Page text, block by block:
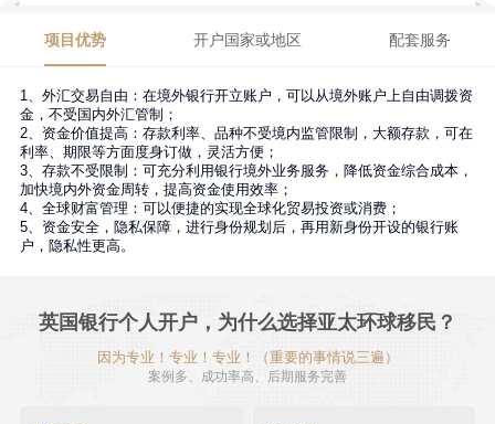
项目优势 开户国家或地区 配套服务
1、外汇交易自由：在境外银行开立账户，可以从境外账户上自由调拨资
金，不受国内外汇管制；
2、资金价值提高：存款利率、品种不受境内监管限制，大额存款，可在
利率、期限等方面度身订做，灵活方便；
3、存款不受限制：可充分利用银行境外业务服务，降低资金综合成本，
加快境内外资金周转，提高资金使用效率；
4、全球财富管理：可以便捷的实现全球化贸易投资或消费；
5、资金安全，隐私保障，进行身份规划后，再用新身份开设的银行账
户，隐私性更高。
英国银行个人开户，为什么选择亚太环球移民？
因为专业！专业！专业！（重要的事情说三遍）
案例多、成功率高、后期服务完善